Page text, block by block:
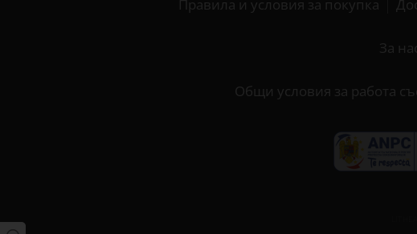
Правила и условия за покупка
За
Общи условия за работа